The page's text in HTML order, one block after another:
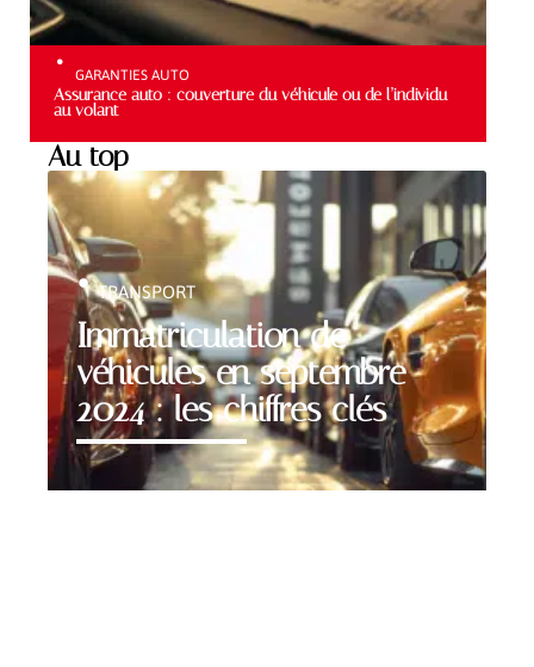
GARANTIES AUTO
Assurance auto : couverture du véhicule ou de l’individu
au volant
Au top
Immatriculation de
véhicules en septembre
2024 : les chiffres clés
TRANSPORT